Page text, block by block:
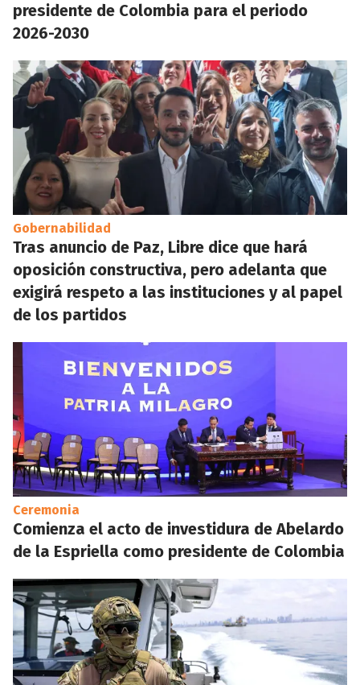
presidente de Colombia para el periodo
2026-2030
Gobernabilidad
Tras anuncio de Paz, Libre dice que hará
oposición constructiva, pero adelanta que
exigirá respeto a las instituciones y al papel
de los partidos
Ceremonia
Comienza el acto de investidura de Abelardo
de la Espriella como presidente de Colombia